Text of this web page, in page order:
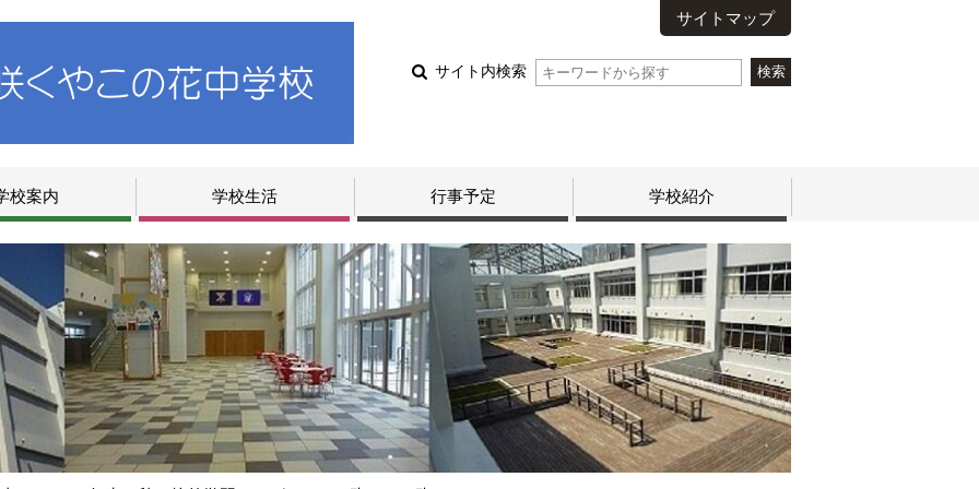
サイトマップ
サイト内検索
校案内 学校生活 行事予定 学校紹介